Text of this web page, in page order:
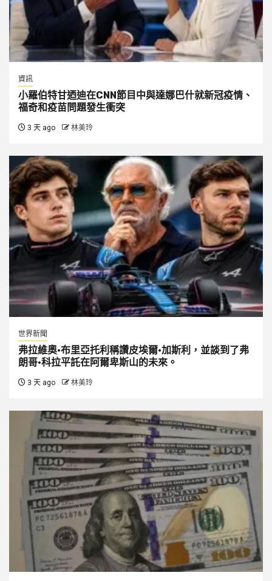
資訊
小羅伯特甘迺迪在CNN節目中與達娜巴什就新冠疫情、
福奇和疫苗問題發生衝突
3 天 ago 林美玲
世界新聞
弗拉維奧·布里亞托利稱讚皮埃爾·加斯利，並談到了弗
朗哥·科拉平託在阿爾卑斯山的未來。
3 天 ago 林美玲